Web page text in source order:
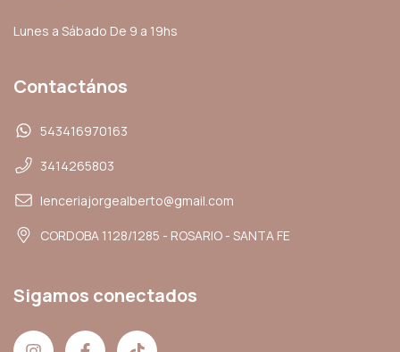
Lunes a Sábado De 9 a 19hs
Contactános
543416970163
3414265803
lenceriajorgealberto@gmail.com
CORDOBA 1128/1285 - ROSARIO - SANTA FE
Sigamos conectados